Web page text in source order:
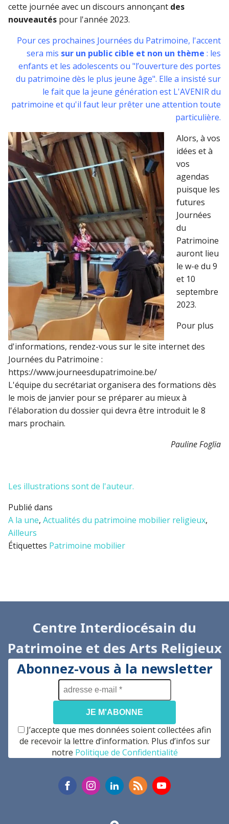
cette journée avec un discours annonçant des
nouveautés pour l'année 2023.
Pour ces prochaines Journées du Patrimoine, l'accent
sera mis sur un public cible et non un thème : les
enfants et les adolescents ou "l’ouverture des portes
du patrimoine dès le plus jeune âge". Elle a insisté sur
le fait que la jeune génération est L'AVENIR du
patrimoine et qu'il faut leur prêter une attention toute
particulière.
Alors, à vos
idées et à
vos
agendas
puisque les
futures
Journées
du
Patrimoine
auront lieu
le w-e du 9
et 10
septembre
2023.
Pour plus
d'informations, rendez-vous sur le site internet des
Journées du Patrimoine :
https://www.journeesdupatrimoine.be/
L'équipe du secrétariat organisera des formations dès
le mois de janvier pour se préparer au mieux à
l'élaboration du dossier qui devra être introduit le 8
mars prochain.
Pauline Foglia
Les illustrations sont de l'auteur.
Publié dans
A la une, Actualités du patrimoine mobilier religieux,
Ailleurs
Étiquettes Patrimoine mobilier
Centre Interdiocésain du
Patrimoine et des Arts Religieux
Abonnez-vous à la newsletter
adresse
e-
mail
*
J’accepte que mes données soient collectées afin
de recevoir la lettre d’information. Plus d’infos sur
notre Politique de Confidentialité